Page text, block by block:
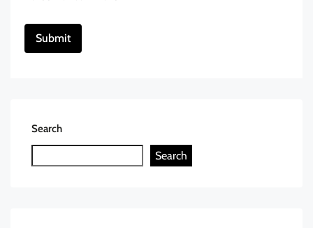
Search
Search